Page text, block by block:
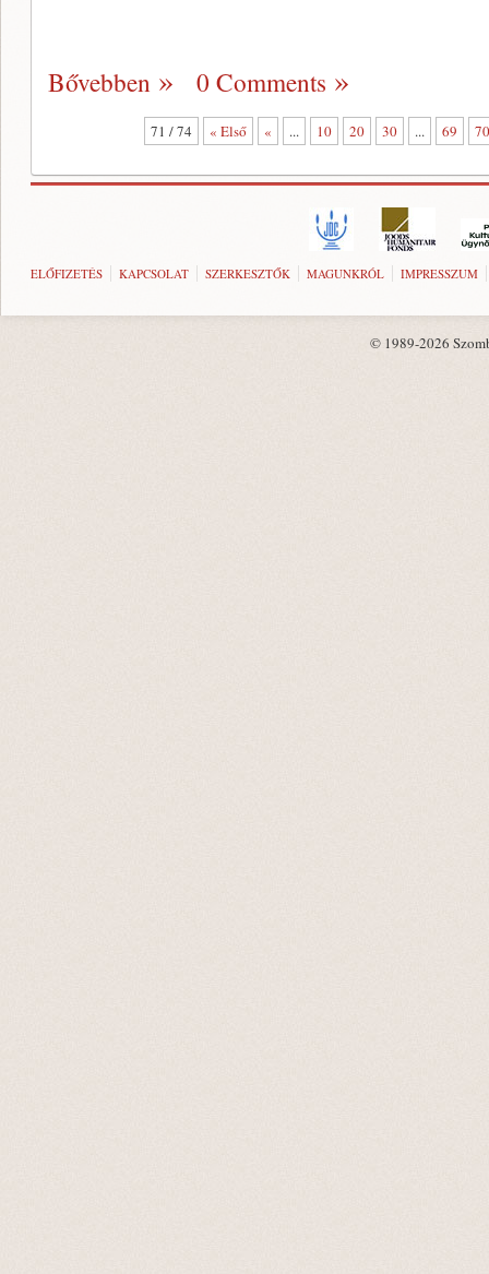
Bővebben 0 Comments
71 / 74 « Első « ... 10 20 30 ... 69 70
ELŐFIZETÉS KAPCSOLAT SZERKESZTŐK MAGUNKRÓL IMPRESSZUM
© 1989-2026